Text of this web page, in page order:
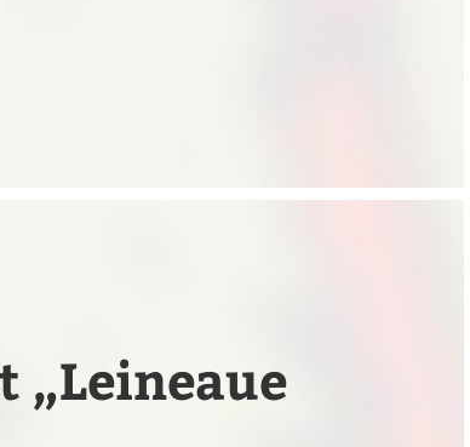
„Leineaue